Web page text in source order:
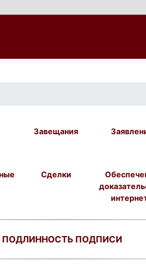
Завещания
Сделки
ПОДЛИННОСТЬ ПОДПИСИ